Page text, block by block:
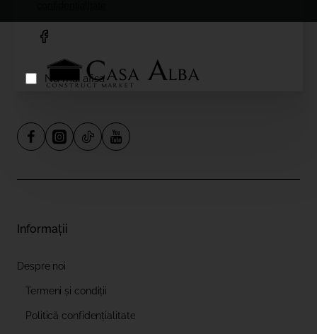
Nu mai afisa
Informații
Despre noi
Termeni și condiții
Politică confidențialitate